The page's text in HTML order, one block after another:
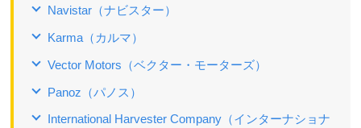
Navistar（ナビスター）
Karma（カルマ）
Vector Motors（ベクター・モーターズ）
Panoz（パノス）
International Harvester Company（インターナショナ